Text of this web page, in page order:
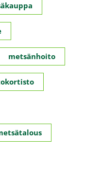
metsänhoito